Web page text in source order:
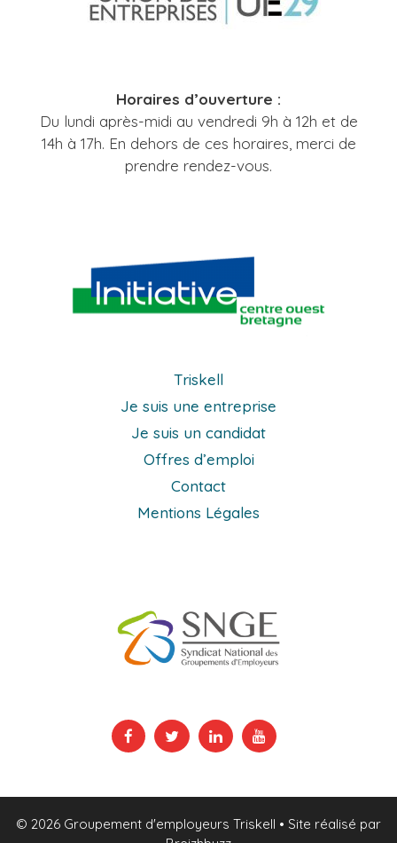
Horaires d’ouverture :
Du lundi après-midi au vendredi 9h à 12h et de
14h à 17h. En dehors de ces horaires, merci de
prendre rendez-vous.
Triskell
Je suis une entreprise
Je suis un candidat
Offres d’emploi
Contact
Mentions Légales
© 2026 Groupement d'employeurs Triskell • Site réalisé par